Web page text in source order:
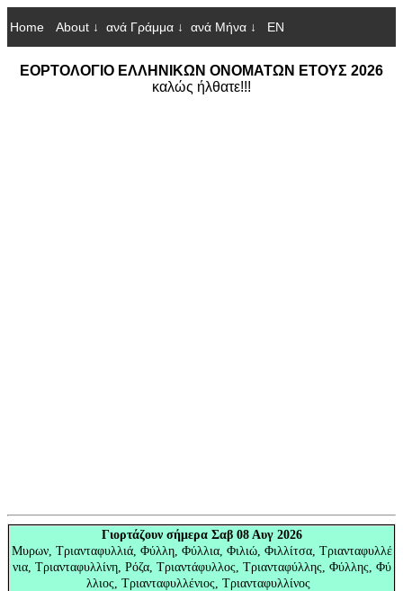
Home About ↓ ανά Γράμμα ↓ ανά Μήνα ↓ EN
ΕΟΡΤΟΛΟΓΙΟ ΕΛΛΗΝΙΚΩΝ ΟΝΟΜΑΤΩΝ ΕΤΟΥΣ 2026
καλώς ήλθατε!!!
Γιορτάζουν σήμερα Σαβ 08 Αυγ 2026
Μυρων, Τριανταφυλλιά, Φύλλη, Φύλλια, Φιλιώ, Φιλλίτσα, Τριανταφυλλέ
νια, Τριανταφυλλίνη, Ρόζα, Τριαντάφυλλος, Τριανταφύλλης, Φύλλης, Φύ
λλιος, Τριανταφυλλένιος, Τριανταφυλλίνος